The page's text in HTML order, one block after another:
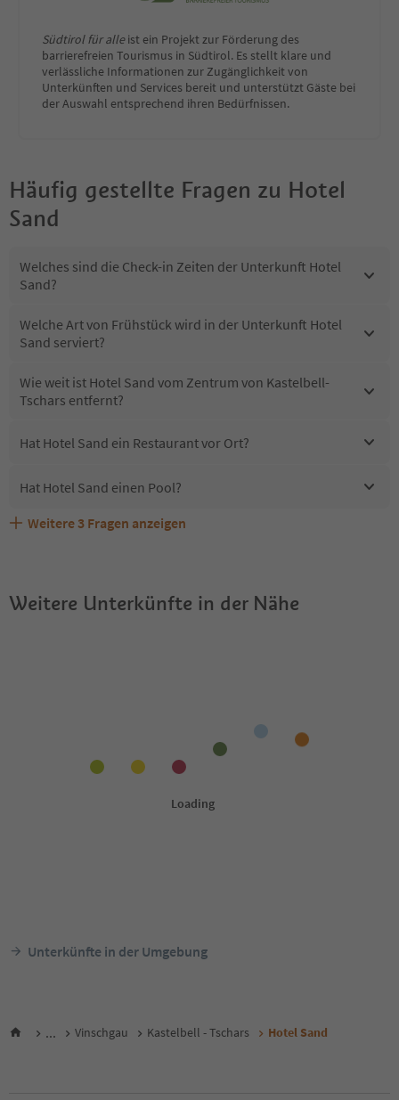
Südtirol für alleist ein Projekt zur Förderung des
barrierefreien Tourismus in Südtirol. Es stellt klare und
verlässliche Informationen zur Zugänglichkeit von
Unterkünften und Services bereit und unterstützt Gäste bei
der Auswahl entsprechend ihren Bedürfnissen.
Häufig gestellte Fragen zu Hotel
Sand
Welches sind die Check-in Zeiten der Unterkunft Hotel
Sand?
Welche Art von Frühstück wird in der Unterkunft Hotel
Sand serviert?
Wie weit ist Hotel Sand vom Zentrum von Kastelbell-
Tschars entfernt?
Hat Hotel Sand ein Restaurant vor Ort?
Hat Hotel Sand einen Pool?
Sind Haustiere in der Unterkunft Hotel Sand erlaubt?
Welche Services bietet Hotel Sand?
Erhalten die Gäste von Hotel Sand einen Südtirol
Weitere 3 Fragen anzeigen
Weitere Unterkünfte in der Nähe
Unterkünfte in der Umgebung
... Vinschgau Kastelbell - Tschars Hotel Sand